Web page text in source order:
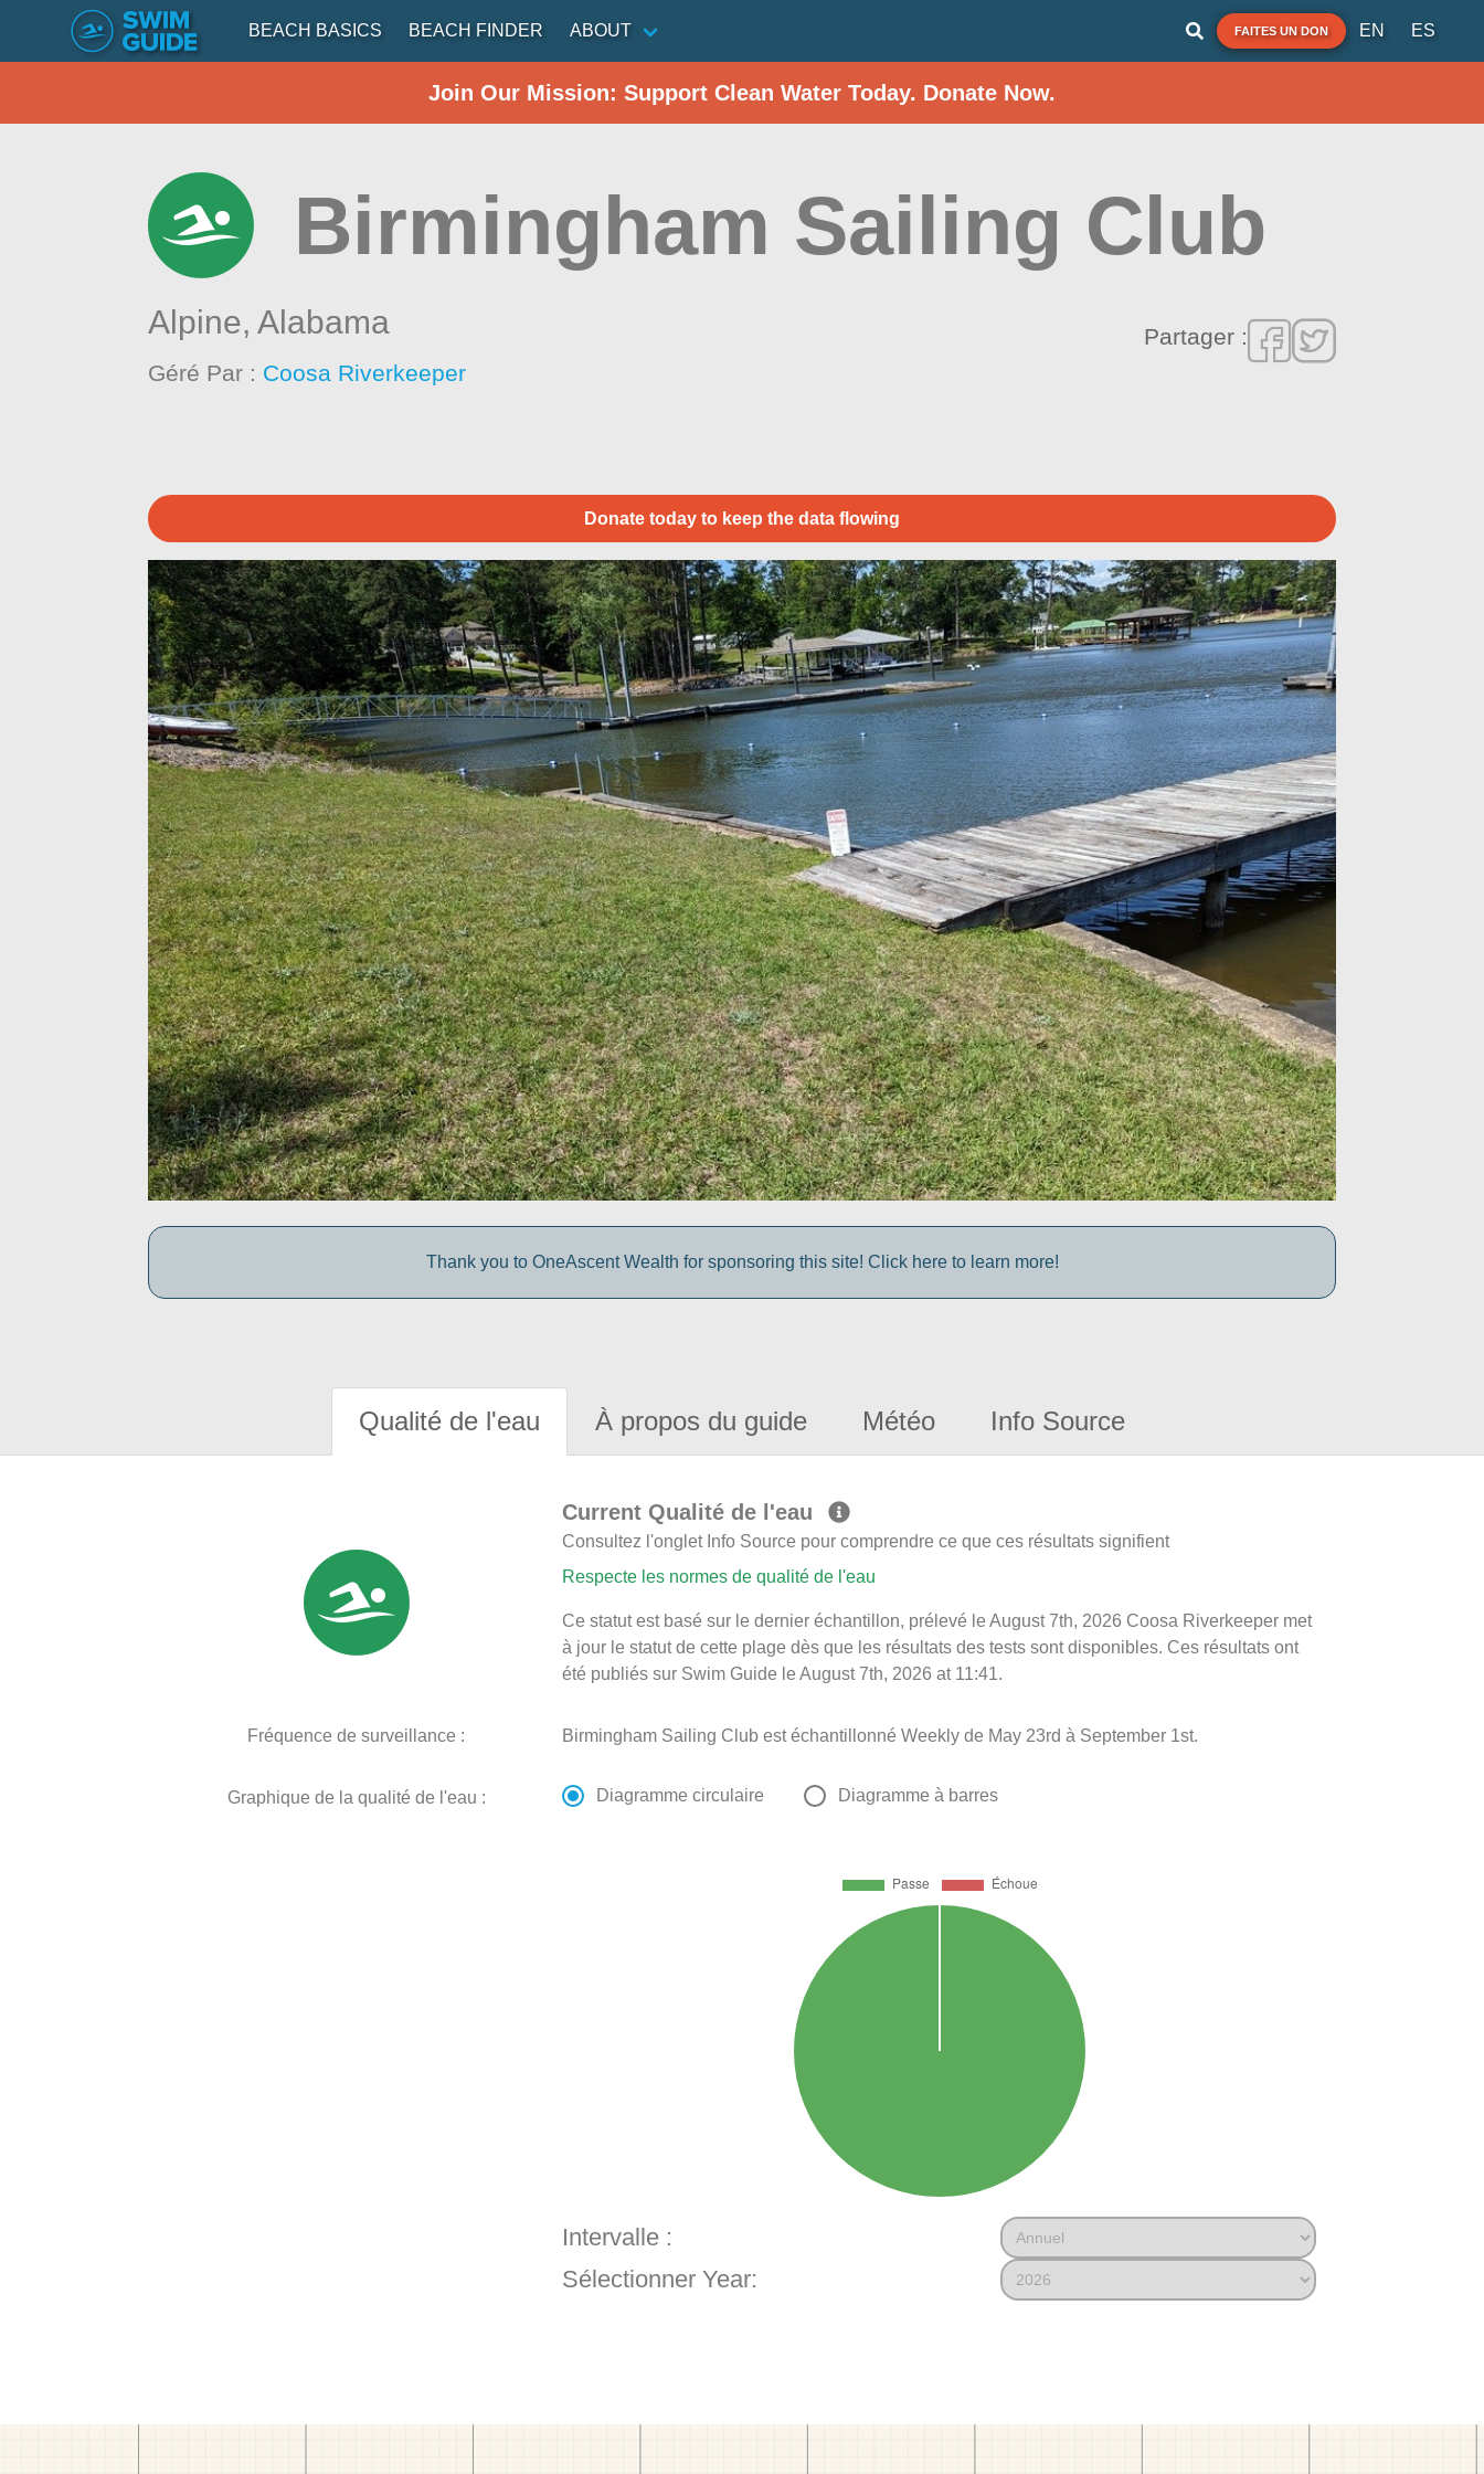
BEACH BASICS BEACH FINDER ABOUT FAITES UN DON EN ES
Join Our Mission: Support Clean Water Today. Donate Now.
Birmingham Sailing Club
Alpine,Alabama
Géré Par : Coosa Riverkeeper
Partager :
Donate today to keep the data flowing
Thank you to OneAscent Wealth for sponsoring this site! Click here to learn more!
Qualité de l'eau À propos du guide Météo Info Source
Current Qualité de l'eau
Consultez l'onglet Info Source pour comprendre ce que ces résultats signifient
Respecte les normes de qualité de l'eau
Ce statut est basé sur le dernier échantillon, prélevé le August 7th, 2026 Coosa Riverkeeper met
à jour le statut de cette plage dès que les résultats des tests sont disponibles. Ces résultats ont
été publiés sur Swim Guide le August 7th, 2026 at 11:41.
Fréquence de surveillance : Birmingham Sailing Club est échantillonné Weekly de May 23rd à September 1st.
Graphique de la qualité de l'eau : Diagramme circulaire Diagramme à barres
Intervalle :
Sélectionner Year: